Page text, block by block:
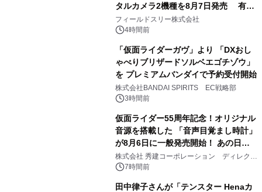
タルカメラ2機種を8月7日発売 有効
約1300万画素、用途別に選べるコンデ
ジ新登場
フィールドスリー株式会社
4時間前
「仮面ライダーガヴ」より 「DXおし
ゃべりブリザードソルベエゴチゾウ」
を プレミアムバンダイで予約受付開始
株式会社BANDAI SPIRITS EC戦略部
3時間前
仮面ライダー55周年記念！オリジナル
音源を搭載した 「音声目覚まし時計」
が8月6日に一般発売開始！ あの日の
大興奮が今甦る
株式会社 秀建コーポレーション ディレクト
アートギャラリー
7時間前
田中律子さんが「テンスター Henaカ